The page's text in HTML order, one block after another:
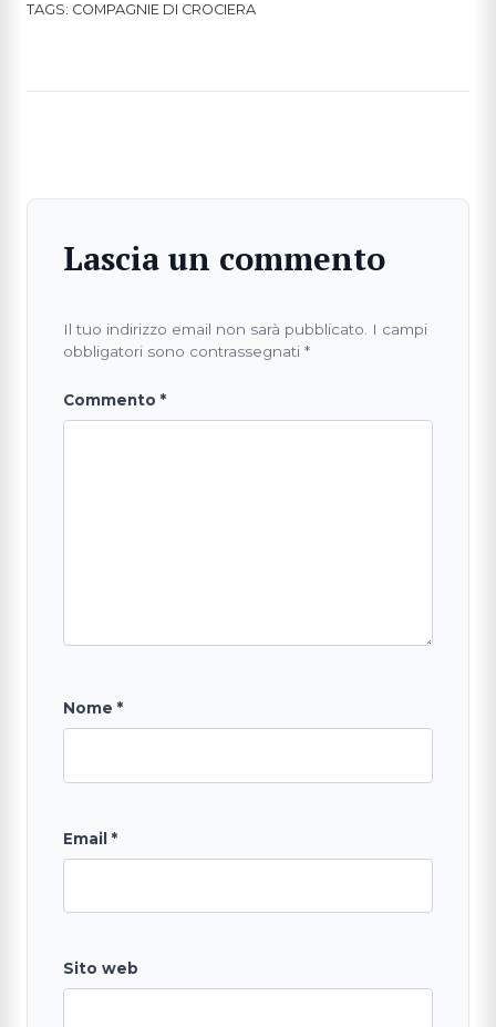
TAGS: COMPAGNIE DI CROCIERA
Lascia un commento
Il tuo indirizzo email non sarà pubblicato. I campi
obbligatori sono contrassegnati *
Commento *
Nome *
Email *
Sito web